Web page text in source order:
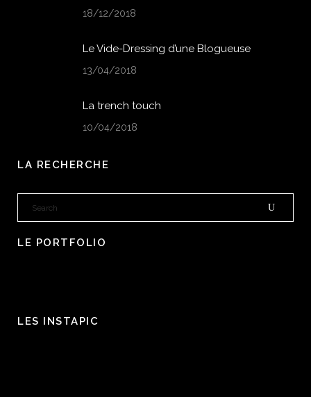
18/12/2018
Le Vide-Dressing d’une Blogueuse
13/04/2018
La trench touch
10/04/2018
LA RECHERCHE
LE PORTFOLIO
LES INSTAPIC